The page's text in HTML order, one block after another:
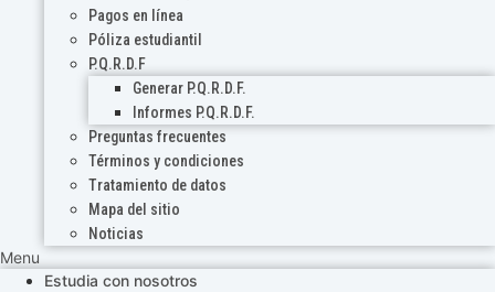
Pagos en línea
Póliza estudiantil
P.Q.R.D.F
Generar P.Q.R.D.F.
Informes P.Q.R.D.F.
Preguntas frecuentes
Términos y condiciones
Tratamiento de datos
Mapa del sitio
Noticias
Menu
Estudia con nosotros